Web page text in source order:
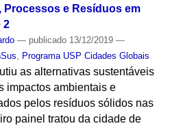
Processos e Resíduos em
2
— publicado13/12/2019 —
, Programa USP Cidades Globais
as alternativas sustentáveis
impactos ambientais e
pelos resíduos sólidos nas
painel tratou da cidade de